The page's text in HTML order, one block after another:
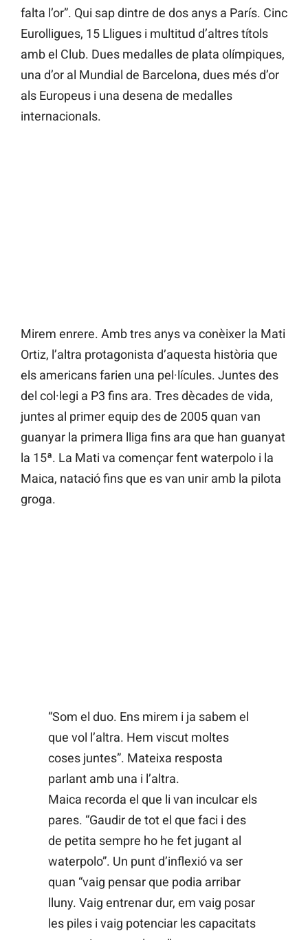
falta l’or”. Qui sap dintre de dos anys a París. Cinc
Eurolligues, 15 Lligues i multitud d’altres títols
amb el Club. Dues medalles de plata olímpiques,
una d’or al Mundial de Barcelona, dues més d’or
als Europeus i una desena de medalles
internacionals.
Mirem enrere. Amb tres anys va conèixer la Mati
Ortiz, l’altra protagonista d’aquesta història que
els americans farien una pel·lícules. Juntes des
del col·legi a P3 fins ara. Tres dècades de vida,
juntes al primer equip des de 2005 quan van
guanyar la primera lliga fins ara que han guanyat
la 15ª. La Mati va començar fent waterpolo i la
Maica, natació fins que es van unir amb la pilota
groga.
“Som el duo. Ens mirem i ja sabem el
que vol l’altra. Hem viscut moltes
coses juntes”. Mateixa resposta
parlant amb una i l’altra.
Maica recorda el que li van inculcar els
pares. “Gaudir de tot el que faci i des
de petita sempre ho he fet jugant al
waterpolo”. Un punt d’inflexió va ser
quan “vaig pensar que podia arribar
lluny. Vaig entrenar dur, em vaig posar
les piles i vaig potenciar les capacitats